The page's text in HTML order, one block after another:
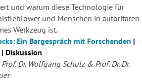
und warum diese Technologie für
und Menschen in autoritären
Werkzeug ist.
Ein Bargespräch mit Forschenden |
Diskussion
Dr. Wolfgang Schulz & Prof. Dr. Dr.